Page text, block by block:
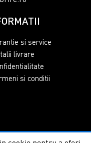
si service
livrare
si conditii